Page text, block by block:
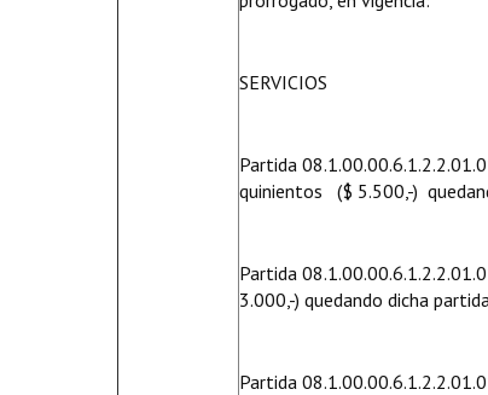
SERVICIOS
Partida
quinientos ($ 5.500,-)
Partida
3.000,-) quedando dicha
Partida